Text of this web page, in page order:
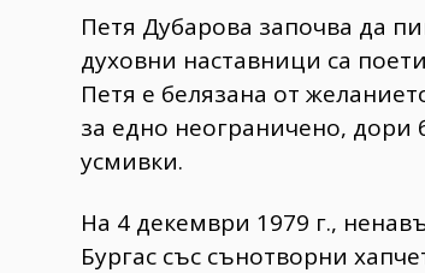
Петя Дубарова започва да
духовни наставници са
Петя е белязана от
за едно неограничено, дори
усмивки.
На 4 декември 1979 г.,
Бургас със сънотворни